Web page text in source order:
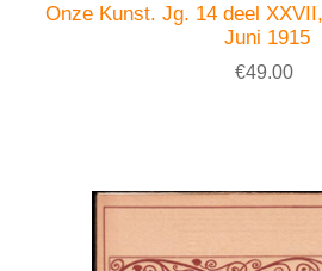
Onze Kunst. Jg. 14 deel
Juni 1915
€49.00